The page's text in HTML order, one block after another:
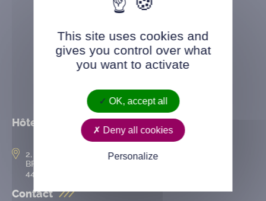
Hôtel de ville
2, rue de l’Hôtel-de-Ville
BP 50167
44802 Saint-Herblain cedex
Contact
This site uses cookies and
gives you control over what
you want to activate
OK, accept all
Deny all cookies
Personalize